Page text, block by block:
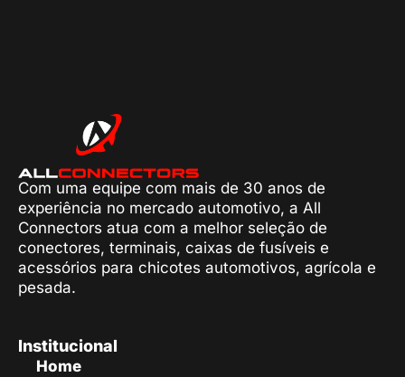
Com uma equipe com mais de 30 anos de
experiência no mercado automotivo, a All
Connectors atua com a melhor seleção de
conectores, terminais, caixas de fusíveis e
acessórios para chicotes automotivos, agrícola e
pesada.
Institucional
Home